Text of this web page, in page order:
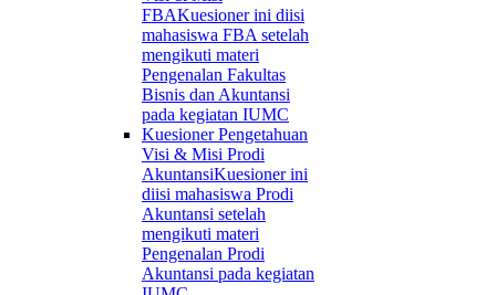
FBAKuesioner ini diisi
mahasiswa FBA setelah
mengikuti materi
Pengenalan Fakultas
Bisnis dan Akuntansi
pada kegiatan IUMC
Kuesioner Pengetahuan
Visi & Misi Prodi
AkuntansiKuesioner ini
diisi mahasiswa Prodi
Akuntansi setelah
mengikuti materi
Pengenalan Prodi
Akuntansi pada kegiatan